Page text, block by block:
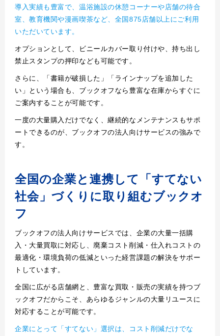
導入実績も豊富で、温浴施設の休憩コーナーや店舗の待合
室、教育機関や漫画喫茶など、全国875店舗以上にご利用
いただいています。
オプションとして、ビニールカバー取り付けや、持ち出し
禁止スタンプの押印なども可能です。
さらに、「書籍が破損した」「ラインナップを追加した
い」という場合も、ブックオフなら豊富な在庫からすぐに
ご案内することが可能です。
一度の大量購入だけでなく、継続的なメンテナンスもサポ
ートできるのが、ブックオフの法人向けサービスの強みで
す。
全国の企業と連携して「すてない
社会」づくりに取り組むブックオ
フ
ブックオフの法人向けサービスでは、企業の大量一括購
入・大量買取に対応し、廃棄コスト削減・仕入れコストの
最適化・環境負荷の低減といった経営課題の解決をサポー
トしています。
全国に広がる店舗網と、豊富な買取・販売の実績を持つブ
ックオフだからこそ、あらゆるジャンルの大量リユースに
対応することが可能です。
企業にとって「すてない」選択は、コスト削減だけでな